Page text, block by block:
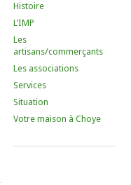
Histoire
L’IMP
Les
artisans/commerçants
Les associations
Services
Situation
Votre maison à Choye